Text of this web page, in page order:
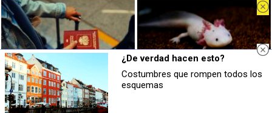
LO MÁS LEÍDO
Geely contra BYD: duelo fratricida por ser
el mejor chino global
Kia apunta a 65.000 matriculaciones en
2026, con más SUV y EV2
Pasaportes que abren puertas
Los pasaportes más poderosos del
mundo, ¿está el tuyo?
¿Sabías que existen?
Estas criaturas existen y parecen
¿De verdad hacen esto?
Costumbres que rompen todos los
esquemas